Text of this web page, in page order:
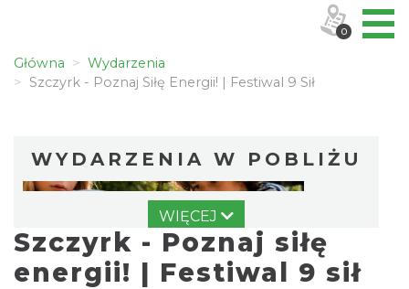
Główna
Wydarzenia
Szczyrk - Poznaj Siłę Energii! | Festiwal 9 Sił
WYDARZENIA W POBLIŻU
WIĘCEJ
Szczyrk - Poznaj siłę
energii! | Festiwal 9 sił
0